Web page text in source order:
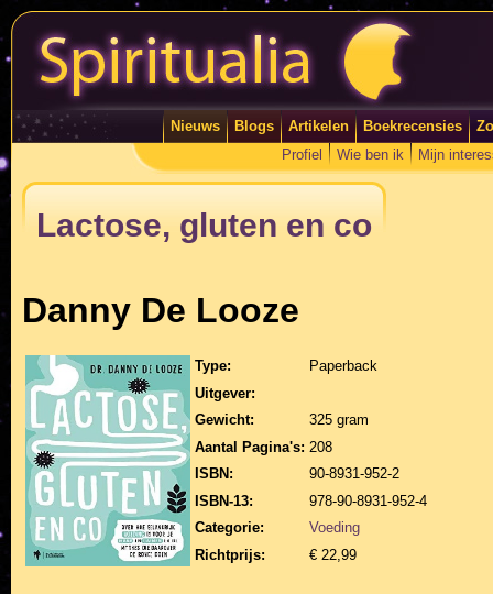
Nieuws Blogs Artikelen Boekrecensies
Profiel
Wie ben ik Mijn
Lactose, gluten en co
Danny De Looze
Type:
Paperback
Uitgever:
Gewicht:
325 gram
Aantal Pagina's: 208
ISBN:
90-8931-952-2
ISBN-13:
978-90-8931-952-4
Categorie:
Voeding
Richtprijs:
€ 22,99